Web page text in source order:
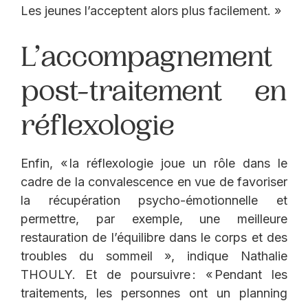
Les jeunes l’acceptent alors plus facilement. »
L’accompagnement
post-traitement en
réflexologie
Enfin, « la réflexologie joue un rôle dans le
cadre de la convalescence en vue de favoriser
la récupération psycho-émotionnelle et
permettre, par exemple, une meilleure
restauration de l’équilibre dans le corps et des
troubles du sommeil », indique Nathalie
THOULY. Et de poursuivre : « Pendant les
traitements, les personnes ont un planning